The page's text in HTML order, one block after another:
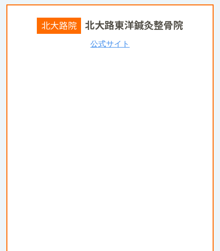
北大路院 北大路東洋鍼灸整骨院
公式サイト